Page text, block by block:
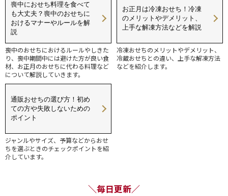
喪中におせち料理を食べて
も大丈夫？喪中のおせちに
おけるマナーやルールを解
説
喪中のおせちにおけるルールやしきた
り、喪中期間中には避けた方が良い食
材、お正月のおせちに代わる料理など
について解説していきます。
お正月は冷凍おせち！冷凍
のメリットやデメリット、
上手な解凍方法などを解説
冷凍おせちのメリットやデメリット、
冷蔵おせちとの違い、上手な解凍方法
などを紹介します。
通販おせちの選び方！初め
ての方や失敗しないための
ポイント
ジャンルやサイズ、予算などからおせ
ちを選ぶときのチェックポイントを紹
介しています。
＼毎日更新／